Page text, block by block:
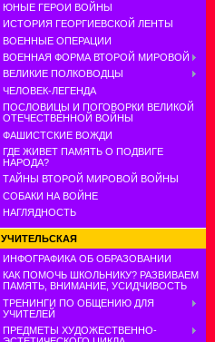
ЮНЫЕ ГЕРОИ ВОЙНЫ
ИСТОРИЯ ГЕОРГИЕВСКОЙ ЛЕНТЫ
ВОЕННЫЕ ОПЕРАЦИИ
ВОЕННАЯ ФОРМА ВТОРОЙ МИРОВОЙ
ВЕЛИКИЕ ПОЛКОВОДЦЫ
ЧЕЛОВЕК-ЛЕГЕНДА
ПОСЛОВИЦЫ И ПОГОВОРКИ ВЕЛИКОЙ
ОТЕЧЕСТВЕННОЙ ВОЙНЫ
ФАШИСТСКИЕ ВОЖДИ
ГДЕ ЖИВЕТ ПАМЯТЬ О ПОДВИГЕ
НАРОДА?
ТАЙНЫ ВТОРОЙ МИРОВОЙ ВОЙНЫ
СОБАКИ НА ВОЙНЕ
НАГЛЯДНОСТЬ
УЧИТЕЛЬСКАЯ
ИНФОГРАФИКА ОБ ОБРАЗОВАНИИ
КАК ПОМОЧЬ ШКОЛЬНИКУ? РАЗВИВАЕМ
ПАМЯТЬ, ВНИМАНИЕ, УСИДЧИВОСТЬ
ТРЕНИНГИ ПО ОБЩЕНИЮ ДЛЯ
УЧИТЕЛЕЙ
ПРЕДМЕТЫ ХУДОЖЕСТВЕННО-